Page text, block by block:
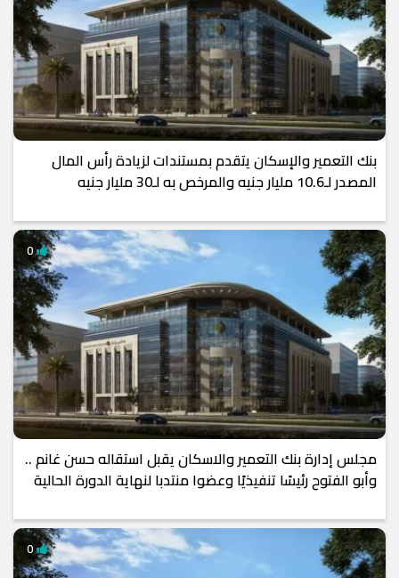
بنك التعمير والإسكان يتقدم بمستندات لزيادة رأس المال
المصدر لـ10.6 مليار جنيه والمرخص به لـ30 مليار جنيه
مجلس إدارة بنك التعمير والاسكان يقبل استقاله حسن غانم ..
وأبو الفتوح رئيسًا تنفيذيًا وعضوا منتدبا لنهاية الدورة الحالية
0
0